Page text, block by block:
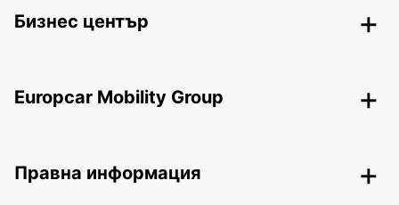
Бизнес център
Europcar Mobility Group
Правна информация